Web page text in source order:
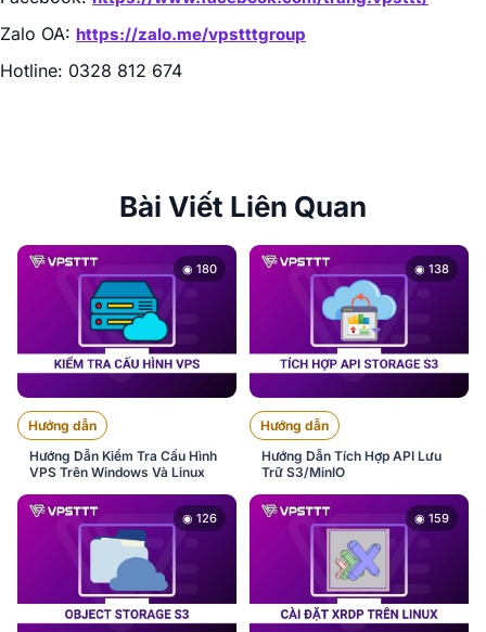
Zalo OA: https://zalo.me/vpstttgroup
Hotline: 0328 812 674
Bài Viết Liên Quan
◉ 180
Hướng dẫn
Hướng Dẫn Kiểm Tra Cấu Hình
VPS Trên Windows Và Linux
◉ 138
Hướng dẫn
Hướng Dẫn Tích Hợp API Lưu
Trữ S3/MinIO
◉ 126 ◉ 159